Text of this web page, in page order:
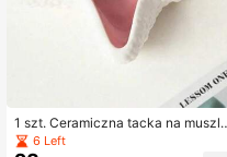
1 szt. Ceramiczna tacka na
rozgwiazdy i małże, różowa kreaty
wna miska do przechowywania, or
6 Left